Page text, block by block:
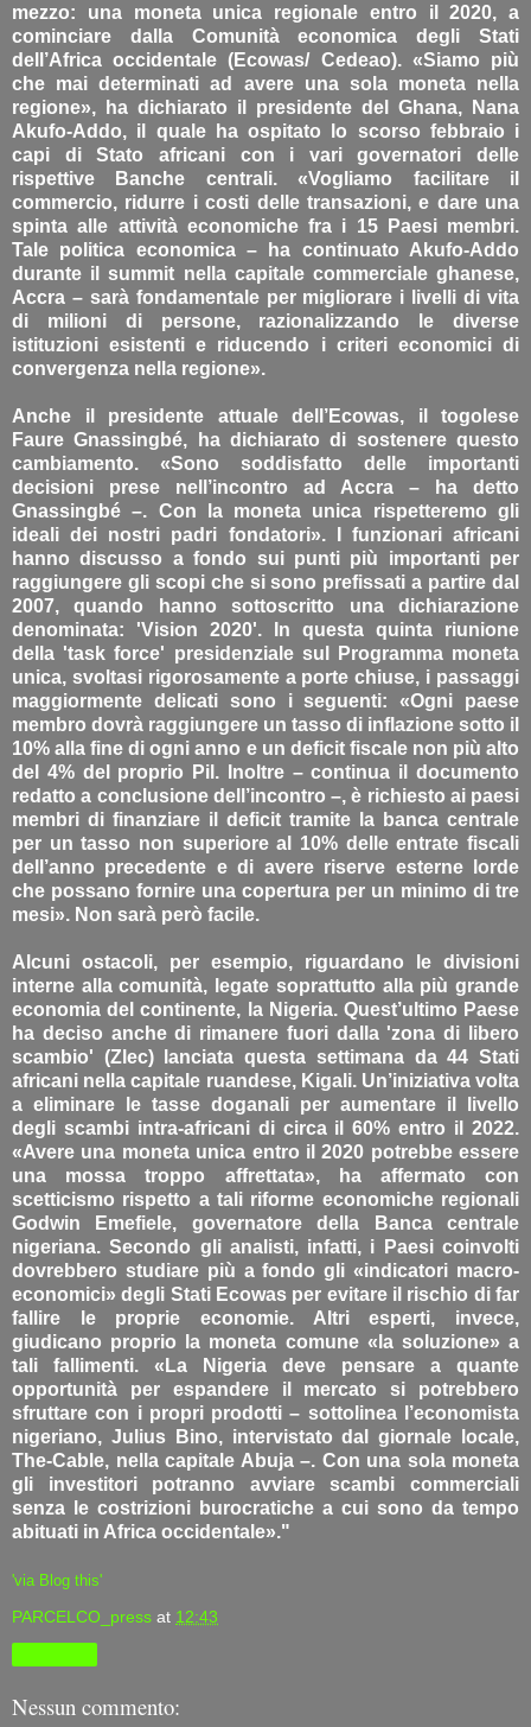
mezzo: una moneta unica regionale entro il 2020, a
cominciare dalla Comunità economica degli Stati
dell’Africa occidentale (Ecowas/ Cedeao). «Siamo più
che mai determinati ad avere una sola moneta nella
regione», ha dichiarato il presidente del Ghana, Nana
Akufo-Addo, il quale ha ospitato lo scorso febbraio i
capi di Stato africani con i vari governatori delle
rispettive Banche centrali. «Vogliamo facilitare il
commercio, ridurre i costi delle transazioni, e dare una
spinta alle attività economiche fra i 15 Paesi membri.
Tale politica economica – ha continuato Akufo-Addo
durante il summit nella capitale commerciale ghanese,
Accra – sarà fondamentale per migliorare i livelli di vita
di milioni di persone, razionalizzando le diverse
istituzioni esistenti e riducendo i criteri economici di
convergenza nella regione».
Anche il presidente attuale dell’Ecowas, il togolese
Faure Gnassingbé, ha dichiarato di sostenere questo
cambiamento. «Sono soddisfatto delle importanti
decisioni prese nell’incontro ad Accra – ha detto
Gnassingbé –. Con la moneta unica rispetteremo gli
ideali dei nostri padri fondatori». I funzionari africani
hanno discusso a fondo sui punti più importanti per
raggiungere gli scopi che si sono prefissati a partire dal
2007, quando hanno sottoscritto una dichiarazione
denominata: 'Vision 2020'. In questa quinta riunione
della 'task force' presidenziale sul Programma moneta
unica, svoltasi rigorosamente a porte chiuse, i passaggi
maggiormente delicati sono i seguenti: «Ogni paese
membro dovrà raggiungere un tasso di inflazione sotto il
10% alla fine di ogni anno e un deficit fiscale non più alto
del 4% del proprio Pil. Inoltre – continua il documento
redatto a conclusione dell’incontro –, è richiesto ai paesi
membri di finanziare il deficit tramite la banca centrale
per un tasso non superiore al 10% delle entrate fiscali
dell’anno precedente e di avere riserve esterne lorde
che possano fornire una copertura per un minimo di tre
mesi». Non sarà però facile.
Alcuni ostacoli, per esempio, riguardano le divisioni
interne alla comunità, legate soprattutto alla più grande
economia del continente, la Nigeria. Quest’ultimo Paese
ha deciso anche di rimanere fuori dalla 'zona di libero
scambio' (Zlec) lanciata questa settimana da 44 Stati
africani nella capitale ruandese, Kigali. Un’iniziativa volta
a eliminare le tasse doganali per aumentare il livello
degli scambi intra-africani di circa il 60% entro il 2022.
«Avere una moneta unica entro il 2020 potrebbe essere
una mossa troppo affrettata», ha affermato con
scetticismo rispetto a tali riforme economiche regionali
Godwin Emefiele, governatore della Banca centrale
nigeriana. Secondo gli analisti, infatti, i Paesi coinvolti
dovrebbero studiare più a fondo gli «indicatori macro-
economici» degli Stati Ecowas per evitare il rischio di far
fallire le proprie economie. Altri esperti, invece,
giudicano proprio la moneta comune «la soluzione» a
tali fallimenti. «La Nigeria deve pensare a quante
opportunità per espandere il mercato si potrebbero
sfruttare con i propri prodotti – sottolinea l’economista
nigeriano, Julius Bino, intervistato dal giornale locale,
The-Cable, nella capitale Abuja –. Con una sola moneta
gli investitori potranno avviare scambi commerciali
senza le costrizioni burocratiche a cui sono da tempo
abituati in Africa occidentale»."
'via Blog this'
PARCELCO_press at 12:43
Nessun commento: